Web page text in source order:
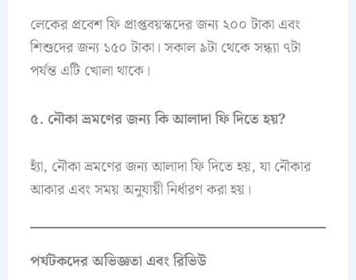
লেকের প্রবেশ ফি প্রাপ্তবয়স্কদের জন্য ২০০ টাকা এবং
শিশুদের জন্য ১৫০ টাকা। সকাল ৯টা থেকে সন্ধ্যা ৭টা
পর্যন্ত এটি খোলা থাকে।
৫. নৌকা ভ্রমণের জন্য কি আলাদা ফি দিতে হয়?
হ্যাঁ, নৌকা ভ্রমণের জন্য আলাদা ফি দিতে হয়, যা নৌকার
আকার এবং সময় অনুযায়ী নির্ধারণ করা হয়।
পর্যটকদের অভিজ্ঞতা এবং রিভিউ